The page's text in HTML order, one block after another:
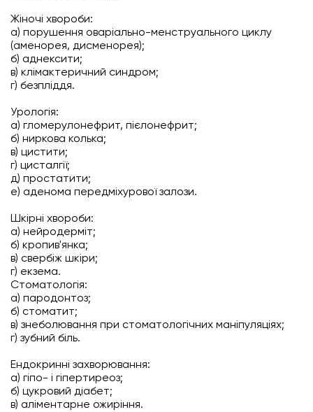
Жіночі хвороби:
а) порушення оваріально-менструального циклу
(аменорея, дисменорея);
б) аднексити;
в) клімактеричний синдром;
г) безпліддя.
Урологія:
а) гломерулонефрит, пієлонефрит;
б) ниркова колька;
в) цистити;
г) цисталгії;
д) простатити;
е) аденома передміхурової залози.
Шкірні хвороби:
а) нейродерміт;
б) кропив'янка;
в) свербіж шкіри;
г) екзема.
Стоматологія:
а) пародонтоз;
б) стоматит;
в) знеболювання при стоматологічних маніпуляціях;
г) зубний біль.
Ендокринні захворювання:
а) гіпо- і гіпертиреоз;
б) цукровий діабет;
в) аліментарне ожиріння.